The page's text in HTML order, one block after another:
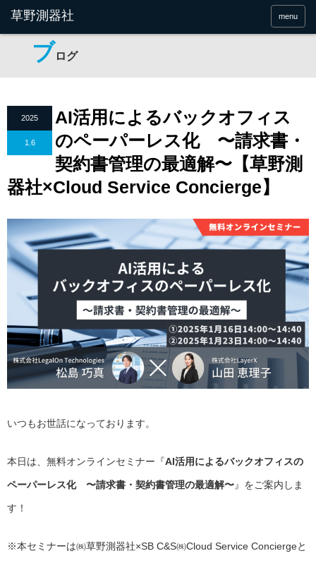
menu
ブログ
2025
1.6
AI活用によるバックオフィス
のペーパーレス化 〜請求書・
契約書管理の最適解〜【草野測
器社×Cloud Service Concierge】
いつもお世話になっております。
本日は、無料オンラインセミナー『AI活用によるバックオフィスの
ペーパーレス化 〜請求書・契約書管理の最適解〜』をご案内しま
す！
※本セミナーは㈱草野測器社×SB C&S㈱Cloud Service Conciergeと